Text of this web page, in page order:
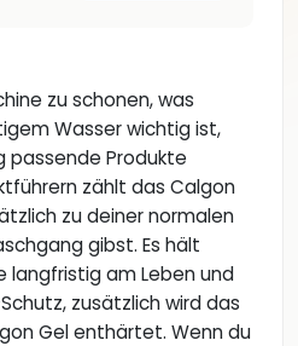
zu schonen, was
Wasser wichtig ist,
Produkte
zählt das Calgon
zu deiner normalen
gibst. Es hält
langfristig am Leben und
zusätzlich wird das
Gel enthärtet. Wenn du